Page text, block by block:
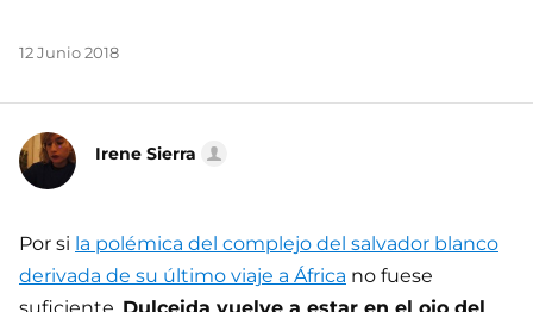
12 Junio 2018
Irene Sierra
Por si la polémica del complejo del salvador blanco
derivada de su último viaje a África no fuese